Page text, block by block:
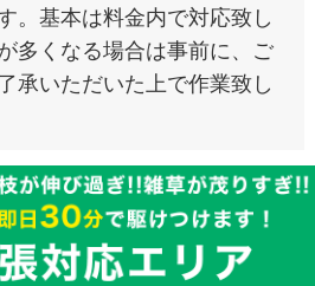
。基本は料金内で対応致し
多くなる場合は事前に、ご
承いただいた上で作業致し